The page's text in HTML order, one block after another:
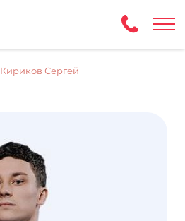
Кириков Сергей